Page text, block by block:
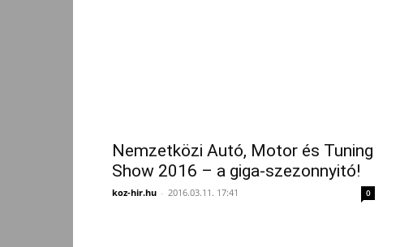
Nemzetközi Autó, Motor és Tuning
Show 2016 – a giga-szezonnyitó!
koz-hir.hu - 2016.03.11. 17:41 0